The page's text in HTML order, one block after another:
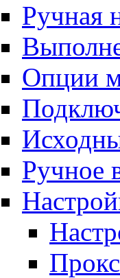
Ручная
Опции
Ручное